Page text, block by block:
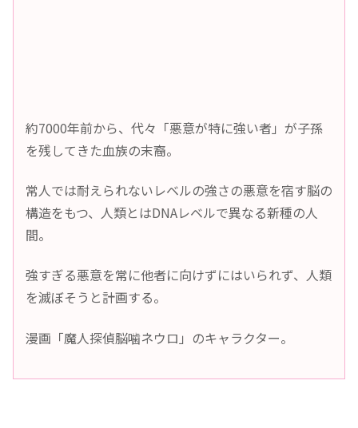
約7000年前から、代々「悪意が特に強い者」が子孫
を残してきた血族の末裔。
常人では耐えられないレベルの強さの悪意を宿す脳の
構造をもつ、人類とはDNAレベルで異なる新種の人
間。
強すぎる悪意を常に他者に向けずにはいられず、人類
を滅ぼそうと計画する。
漫画「魔人探偵脳噛ネウロ」のキャラクター。